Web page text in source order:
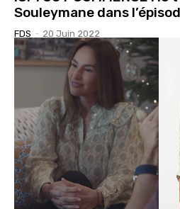
Souleymane dans
FDS - 20 Juin 2022